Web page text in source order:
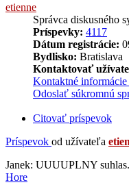
etienne
Správca diskusného
Príspevky: 4117
Dátum registrácie:
Bydlisko: Bratislava
Kontaktovať
Kontaktné
Odoslať súkromnú
Citovať príspevok
Príspevok od užívateľa
Janek: UUUUPLNY suhlas.
Hore